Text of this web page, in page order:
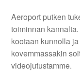
Aeroport putken
toiminnan
kootaan kunnolla
kovemmassakin
videojutustamme.